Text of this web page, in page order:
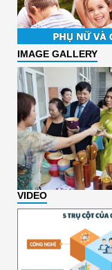
IMAGE GALLERY
VIDEO